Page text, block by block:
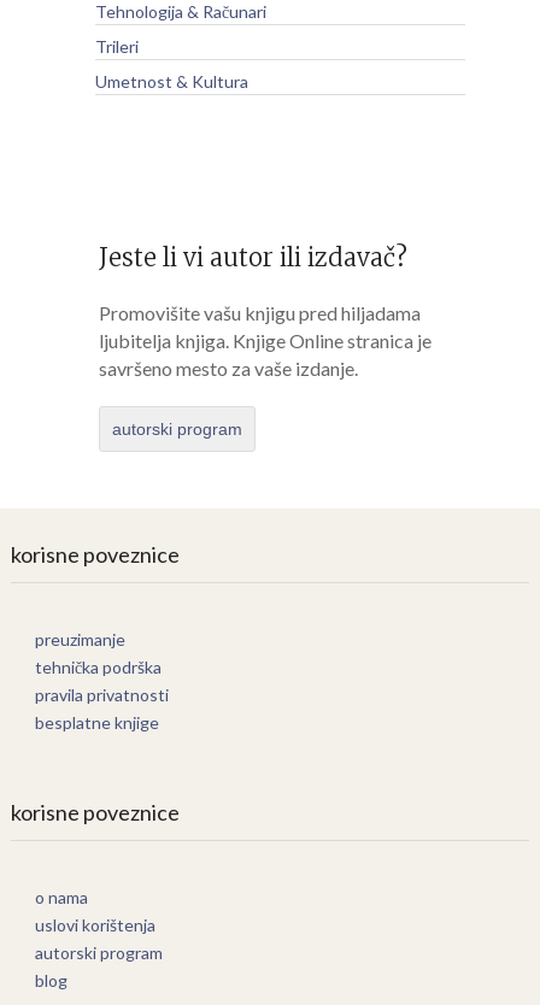
Tehnologija & Računari
Trileri
Umetnost & Kultura
Jeste li vi autor ili izdavač?
Promovišite vašu knjigu pred hiljadama
ljubitelja knjiga. Knjige Online stranica je
savršeno mesto za vaše izdanje.
autorski program
korisne poveznice
preuzimanje
tehnička podrška
pravila privatnosti
besplatne knjige
korisne poveznice
o nama
uslovi korištenja
autorski program
blog